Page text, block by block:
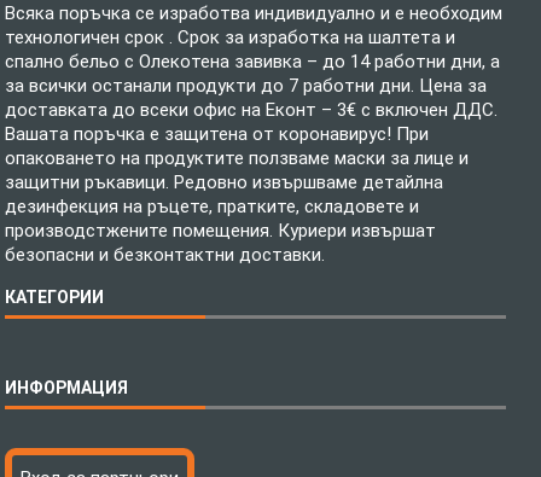
Всяка поръчка се изработва индивидуално и е необходим
технологичен срок . Срок за изработка на шалтета и
спално бельо с Олекотена завивка – до 14 работни дни, а
за всички останали продукти до 7 работни дни. Цена за
доставката до всеки офис на Еконт – 3€ с включен ДДС.
Вашата поръчка е защитена от коронавирус! При
опаковането на продуктите ползваме маски за лице и
защитни ръкавици. Редовно извършваме детайлна
дезинфекция на ръцете, пратките, складовете и
производстжените помещения. Куриери извършат
безопасни и безконтактни доставки.
КАТЕГОРИИ
Бебешки спални комплекти
Тениски с пълноцветен печат
ИНФОРМАЦИЯ
Технология на печатане